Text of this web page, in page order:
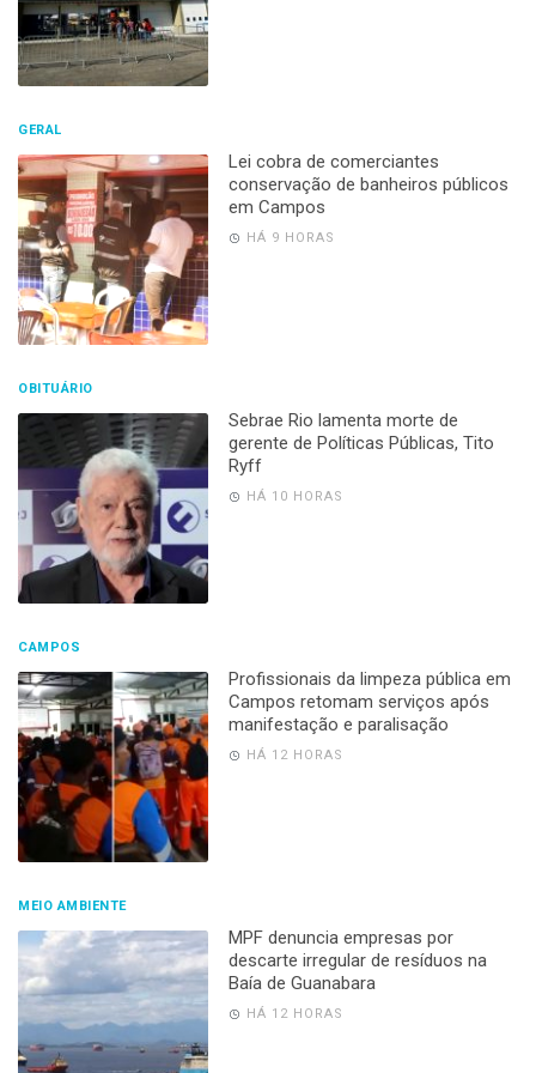
GERAL
Lei cobra de comerciantes
conservação de banheiros públicos
em Campos
HÁ 9 HORAS
OBITUÁRIO
Sebrae Rio lamenta morte de
gerente de Políticas Públicas, Tito
Ryff
HÁ 10 HORAS
CAMPOS
Profissionais da limpeza pública em
Campos retomam serviços após
manifestação e paralisação
HÁ 12 HORAS
MEIO AMBIENTE
MPF denuncia empresas por
descarte irregular de resíduos na
Baía de Guanabara
HÁ 12 HORAS